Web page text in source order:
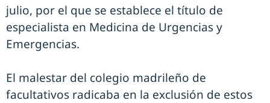
julio, por el que se establece el título de
especialista en Medicina de Urgencias y
Emergencias.
El malestar del colegio madrileño de
facultativos radicaba en la exclusión de estos